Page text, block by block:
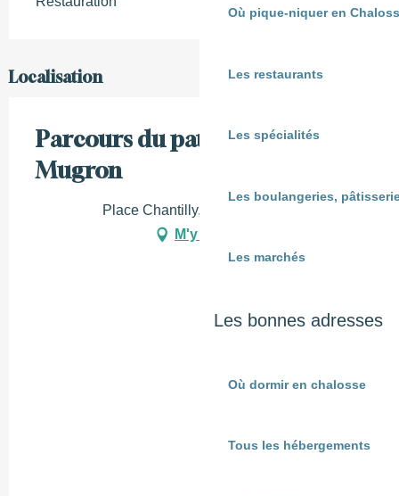
Où pique-niquer en
Les restaurants
Les spécialités
Les boulangeries,
Les marchés
Les bonnes adresses
Où dormir en chalosse
Tous les hébergements
Localisation
Parcours du patrimoine de
Mugron
Place Chantilly, 40250 Mugron
M'y rendre